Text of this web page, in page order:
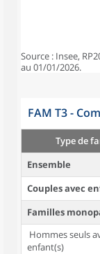
Source : Insee,
au 01/01/2026.
FAM T3 -
Type de
Ensemble
Couples avec
Familles
Hommes seuls
enfant(s)